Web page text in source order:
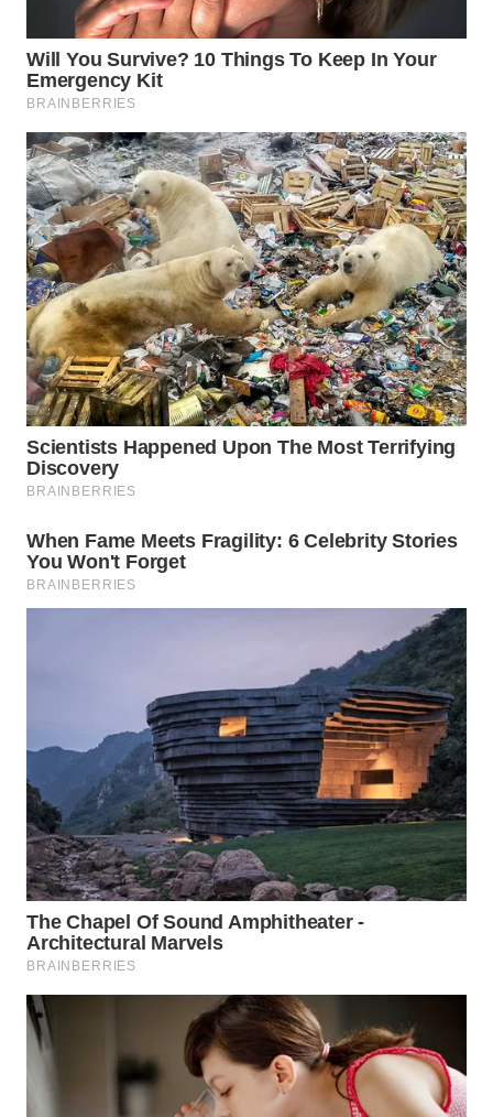
WN
PADANG
LAWAS
WN
SUMEDANG
WN
CIANJUR
WN
KEPULAUAN
SERIBU
WN
TANGERANG
WN
BINJAI
WN
CIREBON
KUNINGAN
WN
MAJALENGKA
WN
SUBANG
WN
SUKABUMI
PURWAKARTA